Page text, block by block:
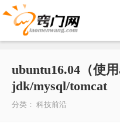
ubuntu16.04（使
jdk/mysql/tomcat
分类： 科技前沿